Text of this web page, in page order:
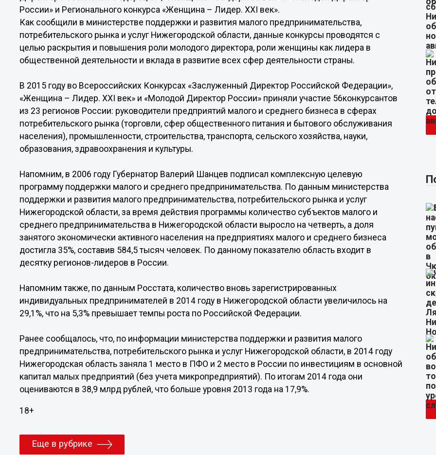
России» и Регионального конкурса «Женщина – Лидер. XXI век».
Как сообщили в министерстве поддержки и развития малого предпринимательства,
потребительского рынка и услуг Нижегородской области, данные конкурсы проводятся с
целью раскрытия и повышения роли молодого директора, роли женщины как лидера в
общественной деятельности и вклада в развитие всех сфер деятельности страны.
В 2015 году во Всероссийских Конкурсах «Заслуженный Директор Российской Федерации»,
«Женщина – Лидер. XXI век» и «Молодой Директор России» приняли участие 56конкурсантов
из 23 регионов России: руководители предприятий малого и среднего бизнеса в сферах
потребительского рынка (торговли, сфер общественного питания и бытового обслуживания
населения), промышленности, строительства, транспорта, сельского хозяйства, науки,
образования, здравоохранения и культуры.
Напомним, в 2006 году Губернатор Валерий Шанцев подписал комплексную целевую
программу поддержки малого и среднего предпринимательства. По данным министерства
поддержки и развития малого предпринимательства, потребительского рынка и услуг
Нижегородской области, за время действия программы количество субъектов малого и
среднего предпринимательства в Нижегородской области выросло на четверть, а доля
занятого экономически активного населения на предприятиях малого и среднего бизнеса
достигла 35%, составив 584,5 тысяч человек. По данному показателю область входит в
десятку регионов-лидеров в России.
Напомним также, по данным Росстата, количество вновь зарегистрированных
индивидуальных предпринимателей в 2014 году в Нижегородской области увеличилось на
29,1%, что на 5,3% превышает темпы роста по Российской Федерации.
Ранее сообщалось, что, по информации министерства поддержки и развития малого
предпринимательства, потребительского рынка и услуг Нижегородской области, в 2014 году
Нижегородская область заняла 1 место в ПФО и 2 место в России по инвестициям в основной
капитал малых предприятий (без учета микропредприятий). По итогам 2014 года они
оцениваются в 38,9 млрд рублей, что больше уровня 2013 года на 17,9%.
18+
Еще в рубрике